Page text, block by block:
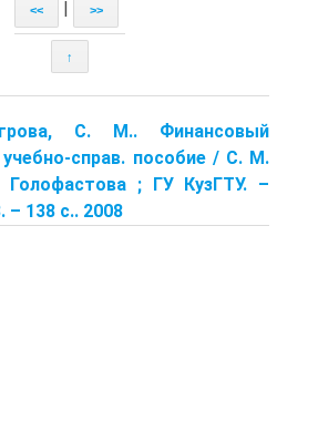
<< >>
↑
С. М.. Финансовый
справ. пособие / С. М.
Голофастова ; ГУ КузГТУ. –
– 138 с.. 2008